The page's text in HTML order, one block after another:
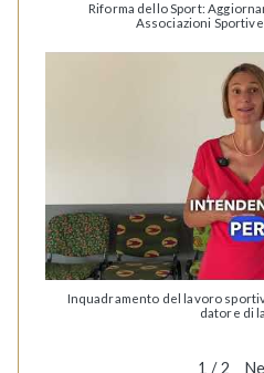
Riforma dello Sport:
Associazioni
Inquadramento del lavoro
datore di
1 / 2